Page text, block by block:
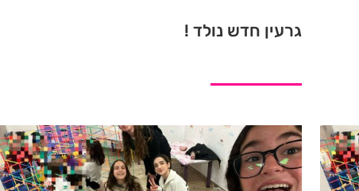
גרעין חדש נולד !